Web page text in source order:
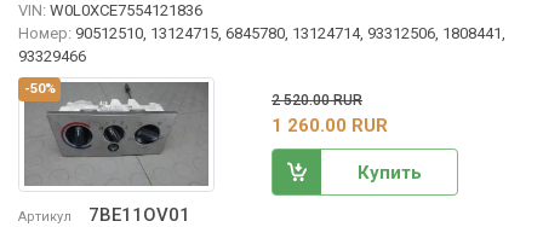
-50%
Артикул 7BE11OV01
VIN: W0L0XCE7554121836
Номер: 90512510, 13124715, 6845780, 13124714, 93312506, 1808441,
93329466
2 520.00 RUR
1 260.00 RUR
Купить